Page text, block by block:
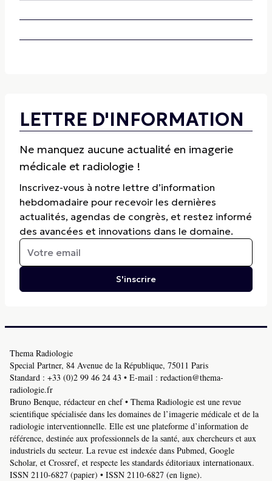
LETTRE D'INFORMATION
Ne manquez aucune actualité en imagerie
médicale et radiologie !
Inscrivez-vous à notre lettre d’information
hebdomadaire pour recevoir les dernières
actualités, agendas de congrès, et restez informé
des avancées et innovations dans le domaine.
S'inscrire
Thema Radiologie
Special Partner, 84 Avenue de la République, 75011 Paris
Standard : +33 (0)2 99 46 24 43 • E-mail : redaction@thema-
radiologie.fr
Bruno Benque, rédacteur en chef • Thema Radiologie est une revue
scientifique spécialisée dans les domaines de l’imagerie médicale et de la
radiologie interventionnelle. Elle est une plateforme d’information de
référence, destinée aux professionnels de la santé, aux chercheurs et aux
industriels du secteur. La revue est indexée dans Pubmed, Google
Scholar, et Crossref, et respecte les standards éditoriaux internationaux.
ISSN 2110-6827 (papier) • ISSN 2110-6827 (en ligne).